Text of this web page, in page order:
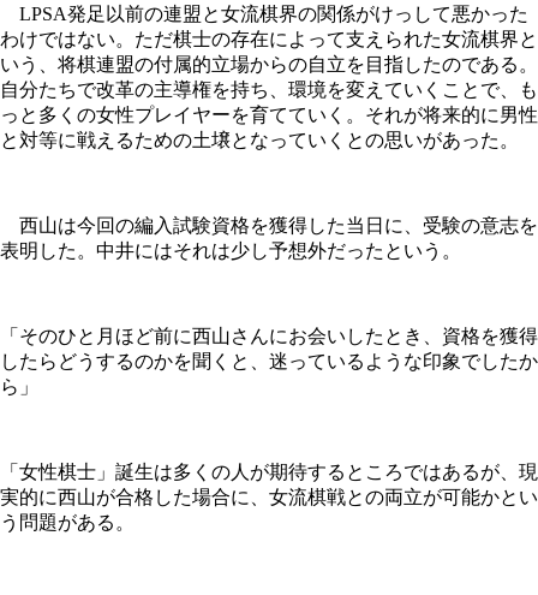
LPSA発足以前の連盟と女流棋界の関係がけっして悪かった
わけではない。ただ棋士の存在によって支えられた女流棋界と
いう、将棋連盟の付属的立場からの自立を目指したのである。
自分たちで改革の主導権を持ち、環境を変えていくことで、も
っと多くの女性プレイヤーを育てていく。それが将来的に男性
と対等に戦えるための土壌となっていくとの思いがあった。
西山は今回の編入試験資格を獲得した当日に、受験の意志を
表明した。中井にはそれは少し予想外だったという。
「そのひと月ほど前に西山さんにお会いしたとき、資格を獲得
したらどうするのかを聞くと、迷っているような印象でしたか
ら」
「女性棋士」誕生は多くの人が期待するところではあるが、現
実的に西山が合格した場合に、女流棋戦との両立が可能かとい
う問題がある。